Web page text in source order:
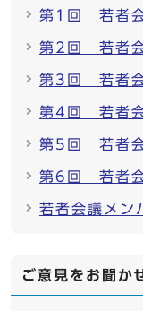
第1回 若者
第2回 若者
第3回 若者
第4回 若者
第5回 若者
第6回 若者
若者会議メン
ご意見をお聞か